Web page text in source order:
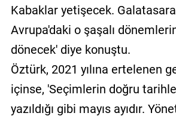
Kabaklar yetişecek.
Avrupa'daki o şaşalı
dönecek' diye konuştu.
Öztürk, 2021 yılına ertelenen
içinse, 'Seçimlerin doğru
yazıldığı gibi mayıs ayıdır.